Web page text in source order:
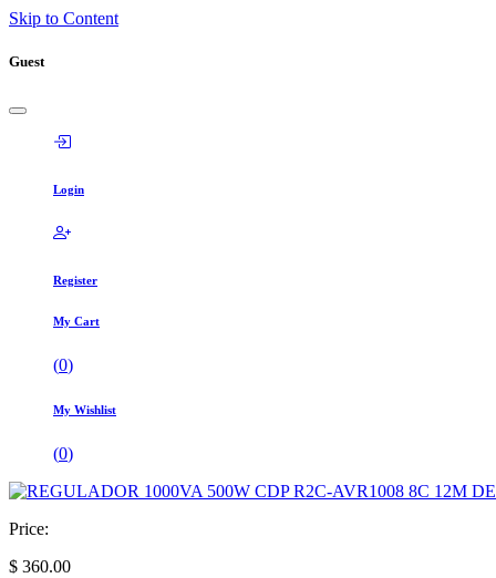
Skip to Content
Guest
Login
Register
My Cart
(0)
My Wishlist
(0)
Price:
$ 360.00